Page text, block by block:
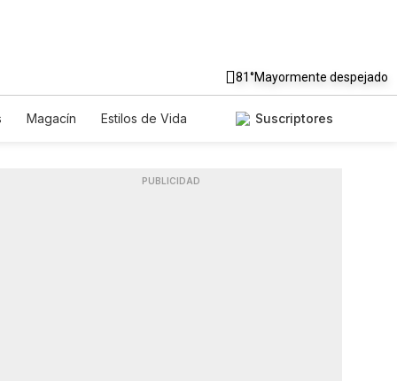
81°Mayormente despejado
Magacín
Estilos de Vida
Suscriptores
PUBLICIDAD